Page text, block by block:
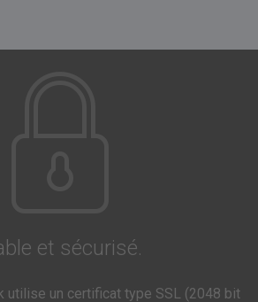
et sécurisé.
utilise un certificat type SSL (2048 bit